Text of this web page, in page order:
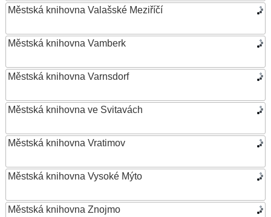
Městská knihovna Valašské Meziříčí
Městská knihovna Vamberk
Městská knihovna Varnsdorf
Městská knihovna ve Svitavách
Městská knihovna Vratimov
Městská knihovna Vysoké Mýto
Městská knihovna Znojmo